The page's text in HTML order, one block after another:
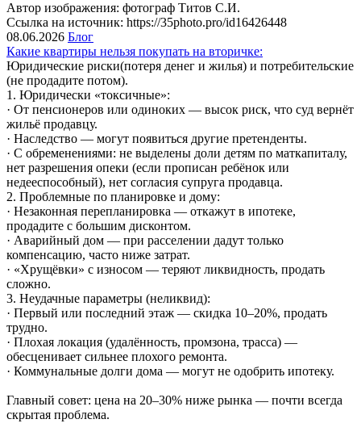
Автор изображения: фотограф Титов С.И.
Ссылка на источник: https://35photo.pro/id16426448
08.06.2026 Блог
Какие квартиры нельзя покупать на вторичке:
Юридические риски(потеря денег и жилья) и потребительские
(не продадите потом).
1. Юридически «токсичные»:
· От пенсионеров или одиноких — высок риск, что суд вернёт
жильё продавцу.
· Наследство — могут появиться другие претенденты.
· С обременениями: не выделены доли детям по маткапиталу,
нет разрешения опеки (если прописан ребёнок или
недееспособный), нет согласия супруга продавца.
2. Проблемные по планировке и дому:
· Незаконная перепланировка — откажут в ипотеке,
продадите с большим дисконтом.
· Аварийный дом — при расселении дадут только
компенсацию, часто ниже затрат.
· «Хрущёвки» с износом — теряют ликвидность, продать
сложно.
3. Неудачные параметры (неликвид):
· Первый или последний этаж — скидка 10–20%, продать
трудно.
· Плохая локация (удалённость, промзона, трасса) —
обесценивает сильнее плохого ремонта.
· Коммунальные долги дома — могут не одобрить ипотеку.
Главный совет: цена на 20–30% ниже рынка — почти всегда
скрытая проблема.